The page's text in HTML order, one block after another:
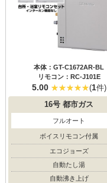
本体：GT-C1672AR-BL
リモコン：RC-J101E
5.00 (1件)
16号 都市ガス
フルオート
ボイスリモコン付属
エコジョーズ
自動たし湯
自動沸き上げ